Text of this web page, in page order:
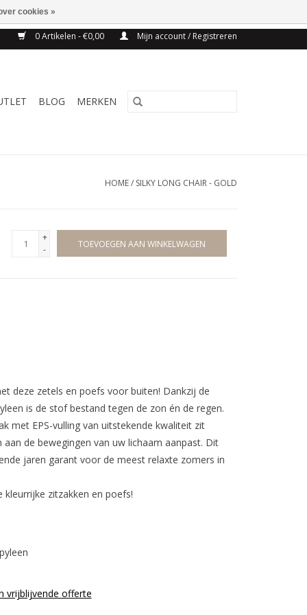
0 Artikelen - €0,00 Mijn account / Registreren
BLOG MERKEN
HOME/ SILKY LONG CHAIR - GOLD
+
-
TOEVOEGEN AAN WINKELWAGEN
deze zetels en poefs voor buiten! Dankzij de
is de stof bestand tegen de zon én de regen.
met EPS-vulling van uitstekende kwaliteit zit
de bewegingen van uw lichaam aanpast. Dit
jaren garant voor de meest relaxte zomers in
zitzakken en poefs!
vrijblijvende offerte
cookies »
BELGIE VANAF 75€